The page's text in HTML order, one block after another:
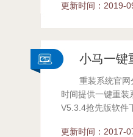
更新时间：2019-
小马一键
系统
重装系统官
时间提供一键重装
V5.3.4抢先版软件
更新时间：2017-